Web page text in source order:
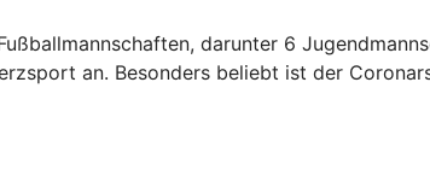
darunter 6
an. Besonders beliebt ist der